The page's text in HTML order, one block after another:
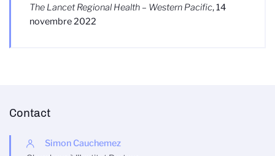
The Lancet Regional Health – Western Pacific, 14
novembre 2022
Contact
Simon Cauchemez